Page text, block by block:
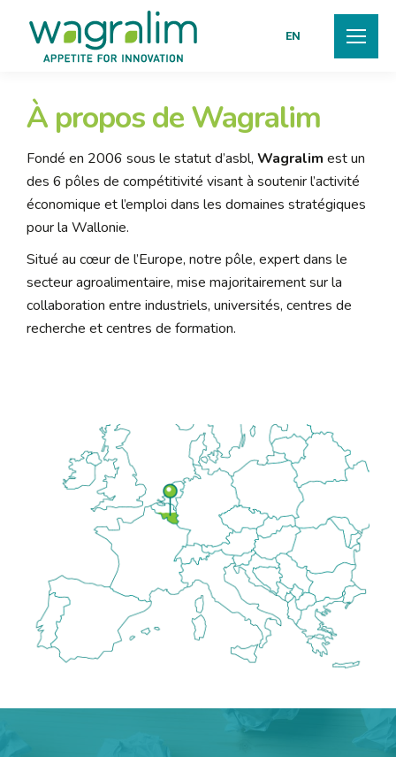
EN
À propos de Wagralim
Fondé en 2006 sous le statut d’asbl, Wagralim est un
des 6 pôles de compétitivité visant à soutenir l’activité
économique et l’emploi dans les domaines stratégiques
pour la Wallonie.
Situé au cœur de l’Europe, notre pôle, expert dans le
secteur agroalimentaire, mise majoritairement sur la
collaboration entre industriels, universités, centres de
recherche et centres de formation.